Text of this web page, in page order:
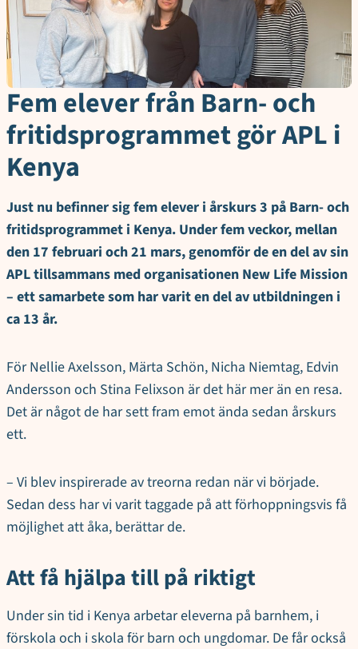
Fem elever från Barn- och
fritidsprogrammet gör APL i
Kenya
Just nu befinner sig fem elever i årskurs 3 på Barn- och
fritidsprogrammet i Kenya. Under fem veckor, mellan
den 17 februari och 21 mars, genomför de en del av sin
APL tillsammans med organisationen New Life Mission
– ett samarbete som har varit en del av utbildningen i
ca 13 år.
För Nellie Axelsson, Märta Schön, Nicha Niemtag, Edvin
Andersson och Stina Felixson är det här mer än en resa.
Det är något de har sett fram emot ända sedan årskurs
ett.
– Vi blev inspirerade av treorna redan när vi började.
Sedan dess har vi varit taggade på att förhoppningsvis få
möjlighet att åka, berättar de.
Att få hjälpa till på riktigt
Under sin tid i Kenya arbetar eleverna på barnhem, i
förskola och i skola för barn och ungdomar. De får också